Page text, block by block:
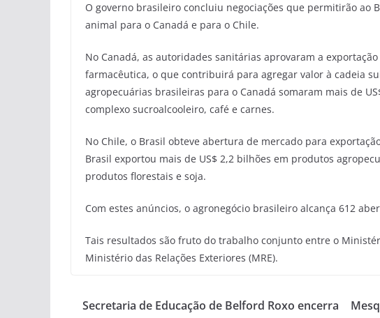
O governo brasileiro concluiu negociações que permitirão ao
animal para o Canadá e para o Chile.
No Canadá, as autoridades sanitárias aprovaram a
farmacêutica, o que contribuirá para agregar valor à cadeia
agropecuárias brasileiras para o Canadá somaram mais de
complexo sucroalcooleiro, café e carnes.
No Chile, o Brasil obteve abertura de mercado para
Brasil exportou mais de US$ 2,2 bilhões em produtos
produtos florestais e soja.
Com estes anúncios, o agronegócio brasileiro alcança 612
Tais resultados são fruto do trabalho conjunto entre o
Ministério das Relações Exteriores (MRE).
Secretaria de Educação de Belford Roxo encerra